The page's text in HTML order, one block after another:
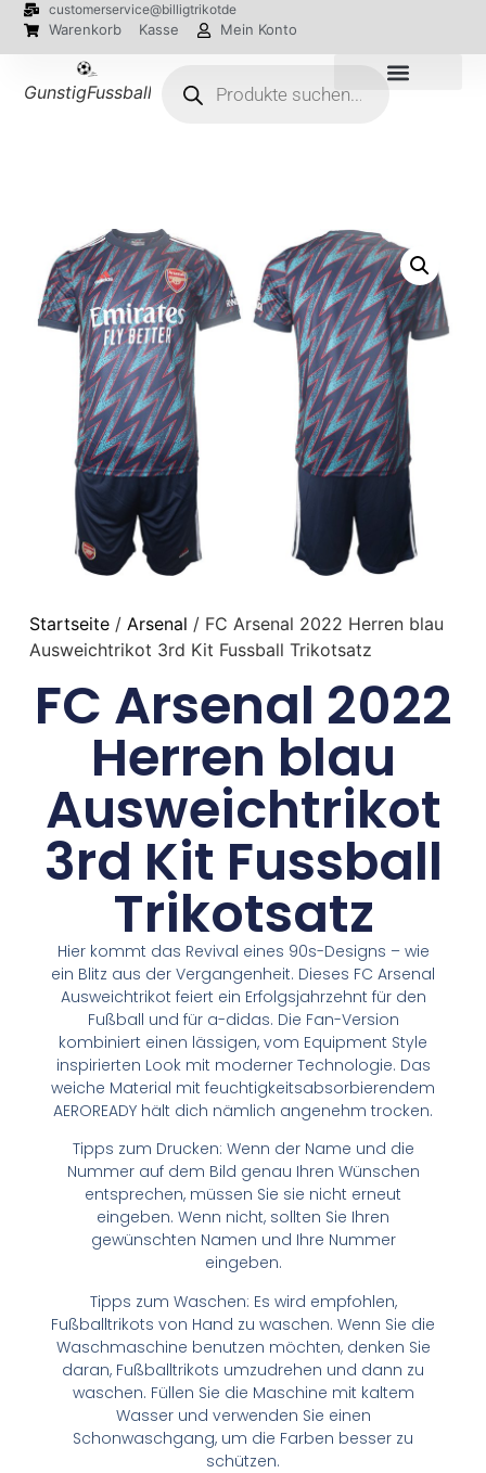
customerservice@billigtrikotde
Warenkorb Kasse Mein Konto
GunstigFussballTrikot
Startseite/ Arsenal / FC Arsenal 2022 Herren blau
Ausweichtrikot 3rd Kit Fussball Trikotsatz
FC Arsenal 2022
Herren blau
Ausweichtrikot
3rd Kit Fussball
Trikotsatz
Hier kommt das Revival eines 90s-Designs – wie
ein Blitz aus der Vergangenheit. Dieses FC Arsenal
Ausweichtrikot feiert ein Erfolgsjahrzehnt für den
Fußball und für a-didas. Die Fan-Version
kombiniert einen lässigen, vom Equipment Style
inspirierten Look mit moderner Technologie. Das
weiche Material mit feuchtigkeitsabsorbierendem
AEROREADY hält dich nämlich angenehm trocken.
Tipps zum Drucken: Wenn der Name und die
Nummer auf dem Bild genau Ihren Wünschen
entsprechen, müssen Sie sie nicht erneut
eingeben. Wenn nicht, sollten Sie Ihren
gewünschten Namen und Ihre Nummer
eingeben.
Tipps zum Waschen: Es wird empfohlen,
Fußballtrikots von Hand zu waschen. Wenn Sie die
Waschmaschine benutzen möchten, denken Sie
daran, Fußballtrikots umzudrehen und dann zu
waschen. Füllen Sie die Maschine mit kaltem
Wasser und verwenden Sie einen
Schonwaschgang, um die Farben besser zu
schützen.